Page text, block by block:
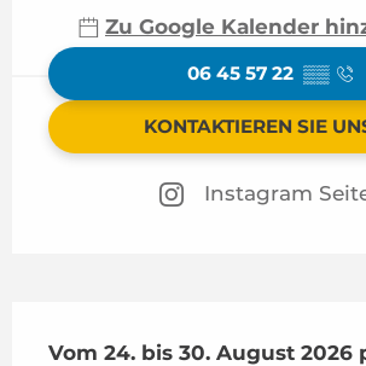
Zu Google Kalender
06 45 57 22 ▒▒
KONTAKTIEREN SIE
Instagram
Vom 24. bis 30. August 2026